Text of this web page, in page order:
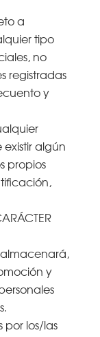
a
tipo
no
registradas
y
algún
propios
almacenará,
y
por los/las